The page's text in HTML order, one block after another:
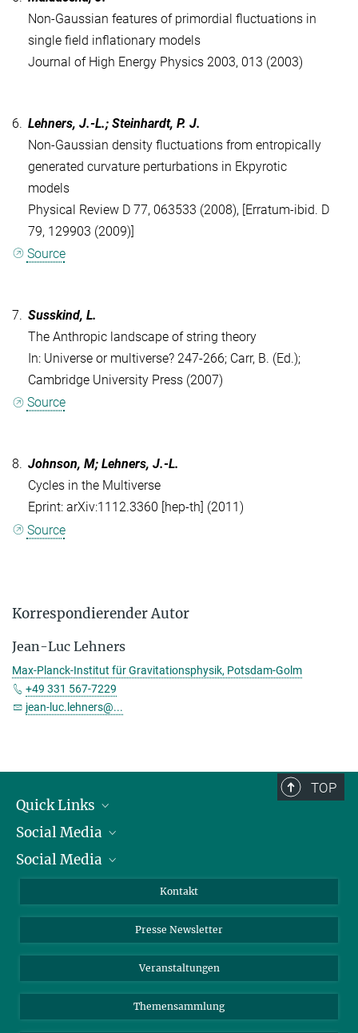
Non-Gaussian features of primordial fluctuations in
single field inflationary models
Journal of High Energy Physics 2003, 013 (2003)
6. Lehners, J.-L.; Steinhardt, P. J.
Non-Gaussian density fluctuations from entropically
generated curvature perturbations in Ekpyrotic
models
Physical Review D 77, 063533 (2008), [Erratum-ibid. D
79, 129903 (2009)]
Source
7. Susskind, L.
The Anthropic landscape of string theory
In: Universe or multiverse? 247-266; Carr, B. (Ed.);
Cambridge University Press (2007)
Source
8. Johnson, M; Lehners, J.-L.
Cycles in the Multiverse
Eprint: arXiv:1112.3360 [hep-th] (2011)
Source
Korrespondierender Autor
Jean-Luc Lehners
Max-Planck-Institut für Gravitationsphysik, Potsdam-Golm
+49 331 567-7229
jean-luc.lehners@...
TOP
Quick Links
Präsident
Zahlen und Fakten
Meldestelle Fehlverhalten
Social Media
Bluesky
Social Media
YouTube
Kontakt
Presse Newsletter
Veranstaltungen
Themensammlung